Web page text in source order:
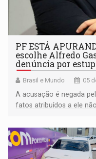
PF ESTÁ
escolhe Alfredo
denúncia por
Brasil e Mundo 05
A acusação é negada
fatos atribuídos a ele